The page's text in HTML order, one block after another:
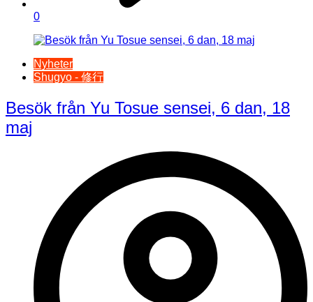
0
Nyheter
Shugyo - 修行
Besök från Yu Tosue sensei, 6 dan, 18
maj